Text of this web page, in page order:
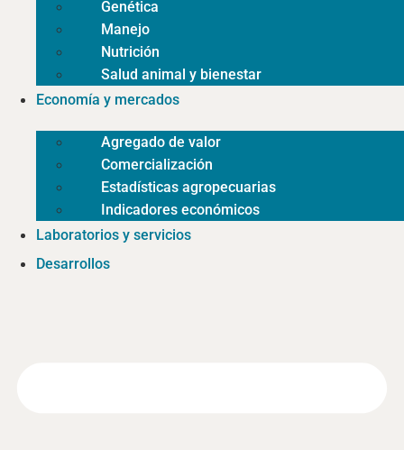
Genética
Manejo
Nutrición
Salud animal y bienestar
Economía y mercados
Agregado de valor
Comercialización
Estadísticas agropecuarias
Indicadores económicos
Laboratorios y servicios
Desarrollos